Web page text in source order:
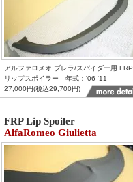
アルファロメオ ブレラ/スパイダー用 FRP
リップスポイラー 年式：'06-'11
27,000円(税込29,700円)
FRP Lip Spoiler
AlfaRomeo Giulietta